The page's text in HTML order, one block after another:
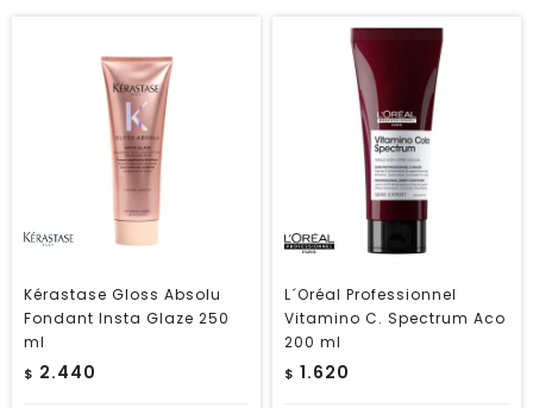
Kérastase Gloss Absolu
Fondant Insta Glaze 250
ml
$ 2.440
L´Oréal Professionnel
Vitamino C. Spectrum Aco
200 ml
$ 1.620